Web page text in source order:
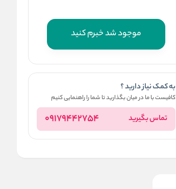
موجود شد خبرم کنید
به کمک نیاز دارید ؟
کافیست با ما در میان بگذارید تا شما را راهنمایی کنیم
تماس بگیرید 09179442754